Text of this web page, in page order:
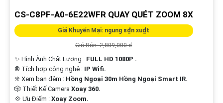
CS-C8PF-A0-6E22WFR QUAY QUÉT ZOOM 8X
Giá Khuyến Mại: ngung s₫n xu₫t
Giá Bán: 2,809,000 ₫
✨ Hình Ành Chất Lượng : FULL HD 1080P .
®️ Tích hợp công nghệ : IP Wifi.
❈ Xem ban đêm : Hồng Ngoại 30m Hồng Ngoại Smart IR.
🎲 Thiết Kế Camera Xoay 360.
️💠 Ưu Điểm : Xoay Zoom.